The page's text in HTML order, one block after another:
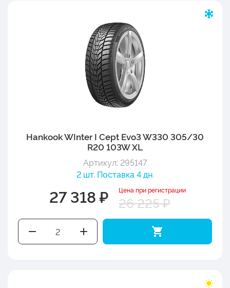
Hankook WInter I Cept Evo3 W330 305/30
R20 103W XL
Артикул: 295147
2 шт. Поставка 4 дн.
27 318 ₽ Цена при регистрации
26 225 ₽